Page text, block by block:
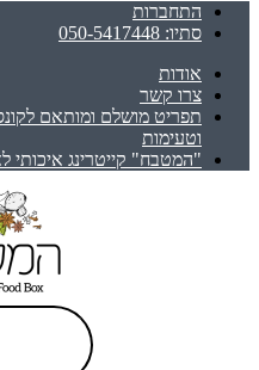
התחברות
סתיו: 050-5417448
אודות
צרו קשר
תפריט מושלם ומותאם
וטעימות
"המטבח" קייטרינג איכותי